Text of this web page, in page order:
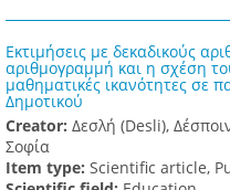
Εκτιμήσεις με δεκαδικούς
αριθμογραμμή και η σχέση
μαθηματικές ικανότητες σε
Δημοτικού
Creator: Δεσλή (Desli),
Σοφία
Item type: Scientific article,